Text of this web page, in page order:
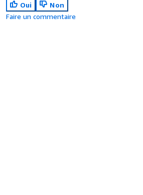
Oui
Non
Faire un commentaire